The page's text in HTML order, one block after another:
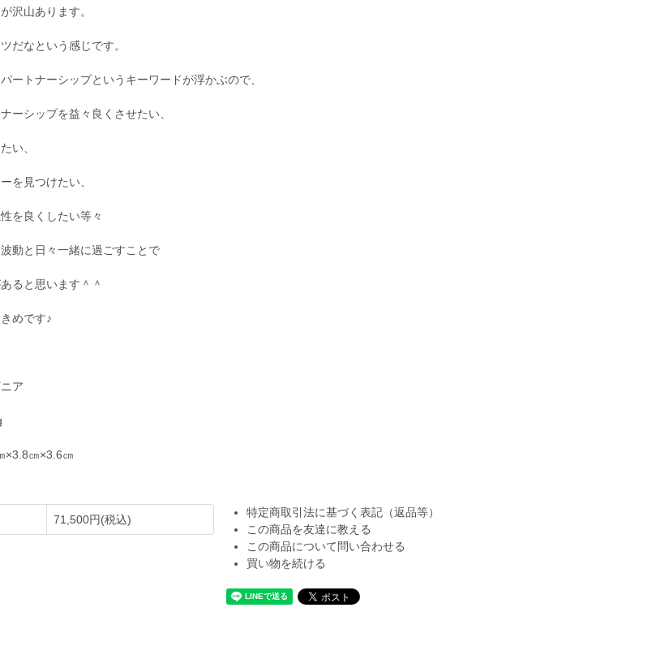
沢山あります。
だなという感じです。
ートナーシップというキーワードが浮かぶので、
ーシップを益々良くさせたい、
い、
を見つけたい、
を良くしたい等々
動と日々一緒に過ごすことで
ると思います＾＾
めです♪
ア
×3.8㎝×3.6㎝
71,500円(税込)
特定商取引法に基づく表記（返品等）
この商品を友達に教える
この商品について問い合わせる
買い物を続ける